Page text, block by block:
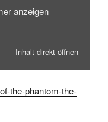
anzeigen
Inhalt direkt öffnen
the-phantom-the-